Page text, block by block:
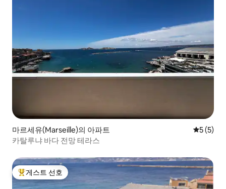
마르세유(Marseille)의 아파트 평점 5점
5 (5)
카탈루냐 바다 전망 테라스
상위 게스트 선호
게스트 선호